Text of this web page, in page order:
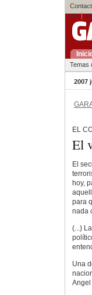
eu
Temas
2007
EL
El
El
hoy,
para
nada
(...)
Una